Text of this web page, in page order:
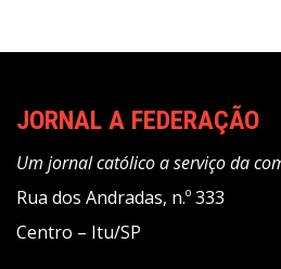
JORNAL A FEDERAÇÃO
Um jornal católico a serviço da
Rua dos Andradas, n.º 333
Centro – Itu/SP